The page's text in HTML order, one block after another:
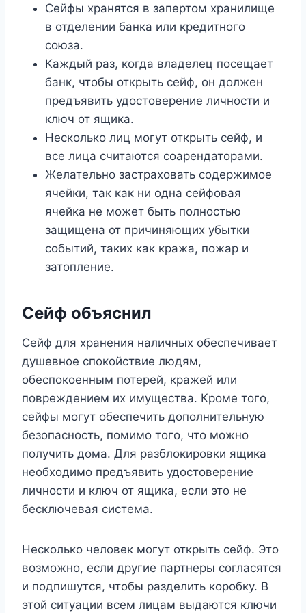
Сейфы хранятся в запертом хранилище
в отделении банка или кредитного
союза.
Каждый раз, когда владелец посещает
банк, чтобы открыть сейф, он должен
предъявить удостоверение личности и
ключ от ящика.
Несколько лиц могут открыть сейф, и
все лица считаются соарендаторами.
Желательно застраховать содержимое
ячейки, так как ни одна сейфовая
ячейка не может быть полностью
защищена от причиняющих убытки
событий, таких как кража, пожар и
затопление.
Сейф объяснил
Сейф для хранения наличных обеспечивает
душевное спокойствие людям,
обеспокоенным потерей, кражей или
повреждением их имущества. Кроме того,
сейфы могут обеспечить дополнительную
безопасность, помимо того, что можно
получить дома. Для разблокировки ящика
необходимо предъявить удостоверение
личности и ключ от ящика, если это не
бесключевая система.
Несколько человек могут открыть сейф. Это
возможно, если другие партнеры согласятся
и подпишутся, чтобы разделить коробку. В
этой ситуации всем лицам выдаются ключи